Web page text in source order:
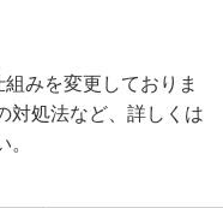
みを変更しておりま
対処法など、詳しくは